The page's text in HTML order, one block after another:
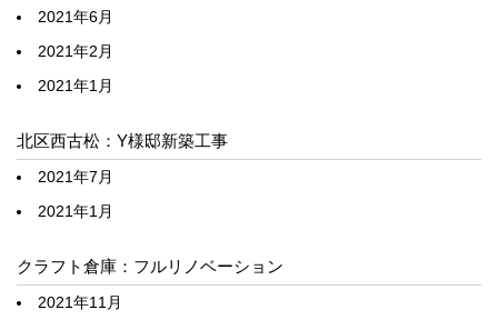
2021年6月
2021年2月
2021年1月
北区西古松：Y様邸新築工事
2021年7月
2021年1月
クラフト倉庫：フルリノベーション
2021年11月